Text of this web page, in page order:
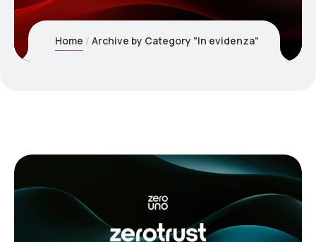
Home Archive by Category "In evidenza"